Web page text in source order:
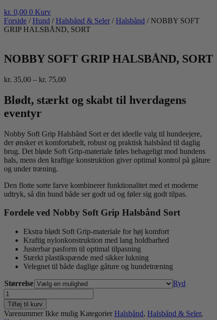
kr. 0,00 0 Kurv
Forside /Hund /Halsbånd & Seler /Halsbånd / NOBBY SOFT
GRIP HALSBÅND, SORT
NOBBY SOFT GRIP HALSBÅND, SORT
kr. 35,00 – kr. 75,00Prisinterval:
til
kr. 75,00
Blødt, stærkt og skabt til hverdagens
eventyr
Nobby Soft Grip Halsbånd Sort er det ideelle valg til hundeejere,
der ønsker et komfortabelt, robust og praktisk halsbånd til daglig
brug. Det bløde Soft Grip-materiale føles behageligt mod hundens
hals, mens den kraftige konstruktion giver optimal kontrol på gåture
og under træning.
Den flotte sorte farve kombinerer funktionalitet med et moderne
udtryk, så din hund både ser godt ud og føler sig godt tilpas.
Fordele ved Nobby Soft Grip Halsbånd Sort
Ekstra blødt Soft Grip-materiale for høj komfort
Kraftig nylonkonstruktion med lang holdbarhed
Justerbar pasform til optimal tilpasning
Stærkt plastikspænde med sikker lukning
Velegnet til både daglige gåture og hundetræning
Størrelse
Ryd
NOBBY
SOFT
GRIP
Tilføj til kurv
Varenummer Ikke mulig Kategorier Halsbånd, Halsbånd & Seler,